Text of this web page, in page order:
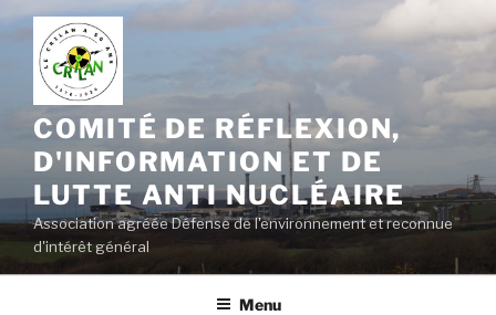
Aller
contenu
principal
COMITÉ DE RÉFLEXION,
D'INFORMATION ET DE
LUTTE ANTI NUCLÉAIRE
Association agréée Défense de l'environnement et reconnue
d'intérêt général
Menu